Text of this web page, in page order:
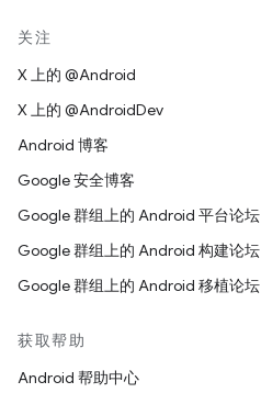
关注
X 上的 @Android
X 上的 @AndroidDev
Android 博客
Google 安全博客
Google 群组上的 Android 平台论坛
Google 群组上的 Android 构建论坛
Google 群组上的 Android 移植论坛
获取帮助
Android 帮助中心